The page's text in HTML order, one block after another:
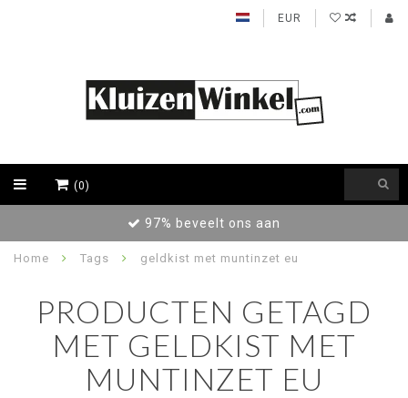
EUR
(0)
97% beveelt ons aan
Home Tags geldkist met muntinzet eu
PRODUCTEN GETAGD
MET GELDKIST MET
MUNTINZET EU